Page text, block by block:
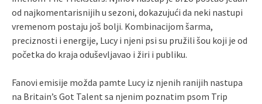
od najkomentarisnijih u sezoni, dokazujući da neki nastupi
vremenom postaju još bolji. Kombinacijom šarma,
preciznosti i energije, Lucy i njeni psi su pružili šou koji je od
početka do kraja oduševljavao i žiri i publiku.
Fanovi emisije možda pamte Lucy iz njenih ranijih nastupa
na Britain’s Got Talent sa njenim poznatim psom Trip